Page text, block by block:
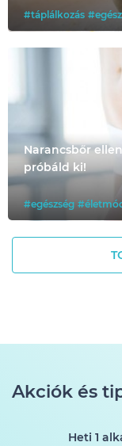
#táplálkozás
Narancsbőr
próbáld ki!
#egészség
Akciók és
Heti 1